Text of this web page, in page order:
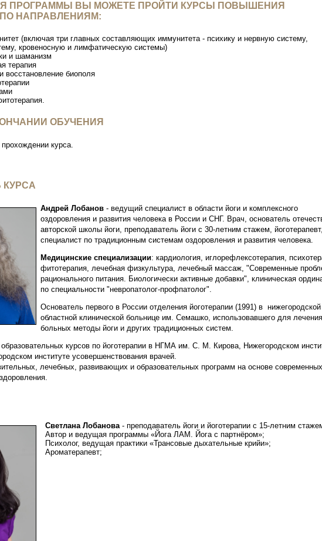
ПРОГРАММЫ ВЫ МОЖЕТЕ ПРОЙТИ КУРСЫ ПОВЫШЕНИЯ
НАПРАВЛЕНИЯМ:
(включая три главных составляющих иммунитета - психику и нервную систему,
кровеносную и лимфатическую системы)
и шаманизм
терапия
восстановление биополя
ОБУЧЕНИЯ
курса.
КУРСА
Андрей Лобанов - ведущий специалист в области йоги и комплексного
оздоровления и развития человека в России и СНГ. Врач, основатель
авторской школы йоги, преподаватель йоги с 30-летним стажем, йоготерапевт,
специалист по традиционным системам оздоровления и развития человека.
Медицинские специализации: кардиология, иглорефлексотерапия,
фитотерапия, лечебная физкультура, лечебный массаж, "Современные
рационального питания. Биологически активные добавки", клиническая
по специальности "невропатолог-профпатолог".
Основатель первого в России отделения йоготерапии (1991) в нижегородской
областной клинической больнице им. Семашко, использовавшего для лечения
больных методы йоги и других традиционных систем.
курсов по йоготерапии в НГМА им. С. М. Кирова, Нижегородском
институте усовершенствования врачей.
лечебных, развивающих и образовательных программ на основе
Светлана Лобанова- преподаватель йоги и йоготерапии с 15-летним
Автор и ведущая программы «Йога ЛАМ. Йога с партнёром»;
Психолог, ведущая практики «Трансовые дыхательные крийи»;
Ароматерапевт;